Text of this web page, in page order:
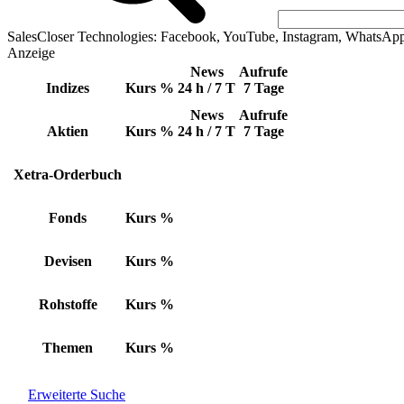
SalesCloser Technologies: Facebook, YouTube, Instagram,
Anzeige
Indizes Kurs %
News
24 h / 7 T
Aufrufe
7 Tage
Aktien Kurs %
News
24 h / 7 T
Aufrufe
7 Tage
Xetra-Orderbuch
Fonds Kurs %
Devisen Kurs %
Rohstoffe Kurs %
Themen Kurs %
Erweiterte Suche